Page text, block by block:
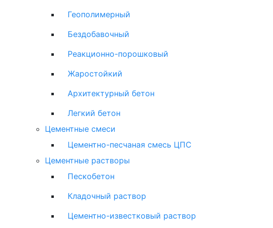
Геополимерный
Бездобавочный
Реакционно-порошковый
Жаростойкий
Архитектурный бетон
Легкий бетон
Цементные смеси
Цементно-песчаная смесь ЦПС
Цементные растворы
Пескобетон
Кладочный раствор
Цементно-известковый раствор